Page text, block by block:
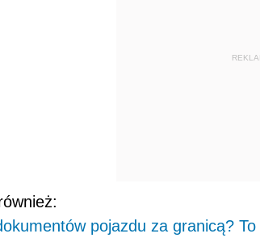
pojazdu za granicą?